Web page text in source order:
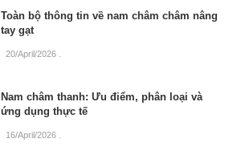
Toàn bộ thông tin về nam châm châm nâng
tay gạt
20/April/2026
Nam châm thanh: Ưu điểm, phân loại và
ứng dụng thực tế
16/April/2026